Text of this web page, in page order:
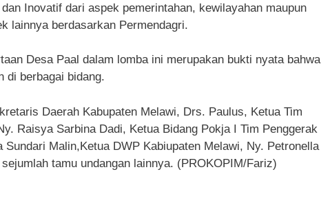
Inovatif dari aspek pemerintahan, kewilayahan maupun
lainnya berdasarkan Permendagri.
Desa Paal dalam lomba ini merupakan bukti nyata bahwa
di berbagai bidang.
Daerah Kabupaten Melawi, Drs. Paulus, Ketua Tim
Raisya Sarbina Dadi, Ketua Bidang Pokja I Tim Penggerak
Malin,Ketua DWP Kabiupaten Melawi, Ny. Petronella
tamu undangan lainnya. (PROKOPIM/Fariz)